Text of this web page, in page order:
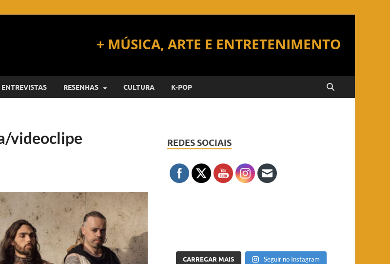
ENTREVISTAS RESENHAS CULTURA K-POP
videoclipe
REDES SOCIAIS
CARREGAR MAIS Seguir no Instagram